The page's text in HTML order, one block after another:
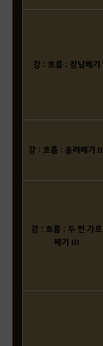
강 : 흐름 : 장님베기
강 : 흐름 : 올려베기
강 : 흐름 : 두 번 가로
베기 III